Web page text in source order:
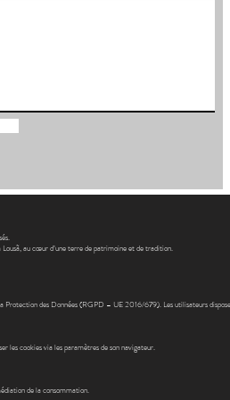
au cœur d’une terre de patrimoine et de tradition.
Protection des Données (RGPD – UE 2016/679). Les utilisateurs
les cookies via les paramètres de son navigateur.
de la consommation.